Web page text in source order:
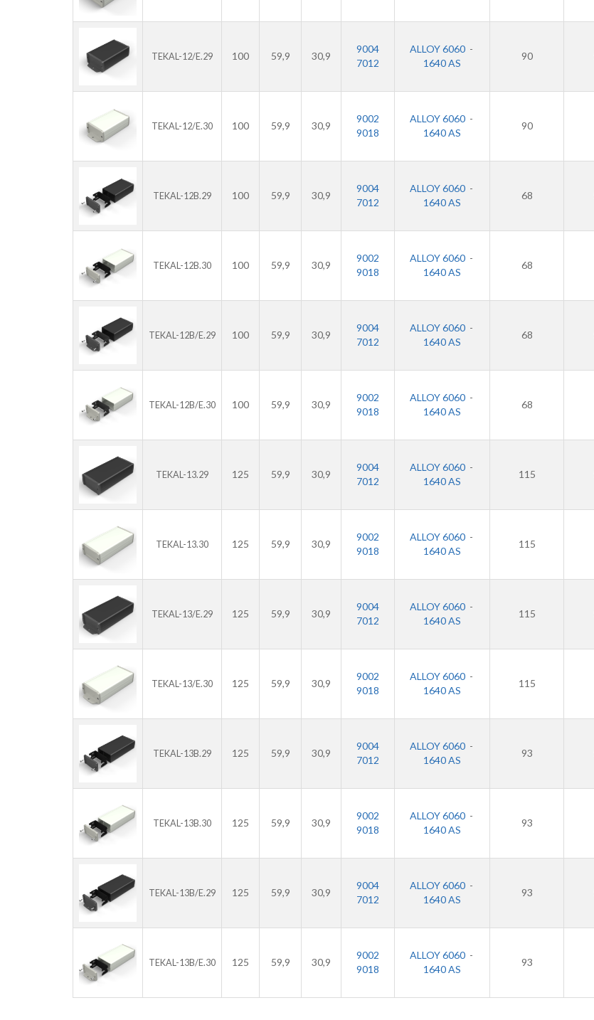
TEKAL-12/E.29 100 59,9 30,9
9004
7012
ALLOY 6060 -
1640 AS
90
TEKAL-12/E.30 100 59,9 30,9
9002
9018
ALLOY 6060 -
1640 AS
90
TEKAL-12B.29 100 59,9 30,9
9004
7012
ALLOY 6060 -
1640 AS
68
TEKAL-12B.30 100 59,9 30,9
9002
9018
ALLOY 6060 -
1640 AS
68
TEKAL-12B/E.29 100 59,9 30,9
9004
7012
ALLOY 6060 -
1640 AS
68
TEKAL-12B/E.30 100 59,9 30,9
9002
9018
ALLOY 6060 -
1640 AS
68
TEKAL-13.29 125 59,9 30,9
9004
7012
ALLOY 6060 -
1640 AS
115
TEKAL-13.30 125 59,9 30,9
9002
9018
ALLOY 6060 -
1640 AS
115
TEKAL-13/E.29 125 59,9 30,9
9004
7012
ALLOY 6060 -
1640 AS
115
TEKAL-13/E.30 125 59,9 30,9
9002
9018
ALLOY 6060 -
1640 AS
115
TEKAL-13B.29 125 59,9 30,9
9004
7012
ALLOY 6060 -
1640 AS
93
TEKAL-13B.30 125 59,9 30,9
9002
9018
ALLOY 6060 -
1640 AS
93
TEKAL-13B/E.29 125 59,9 30,9
9004
7012
ALLOY 6060 -
1640 AS
93
TEKAL-13B/E.30 125 59,9 30,9
9002
9018
ALLOY 6060 -
1640 AS
93